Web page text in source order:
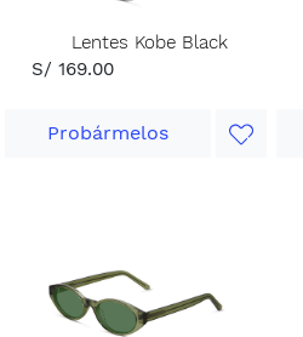
Lentes Kobe Black
S/ 169.00
Probármelos